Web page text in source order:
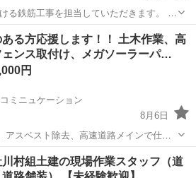
る鉄筋工事を担当していただきます。 具
す。 【勤務地】 オホーツク
管内の各現場 ＜会社住所＞ 北海道北見市端野町三区335番地3 【...
鉄筋工
る方応援します！！ 土木作業、高
ェンス取付け、メガソーラーパ…
円
ミニュケーション
8月6日
スベスト除去、高速道路メインで仕事
道内で通年通して仕事あります！ 免許
未経験
村組土建の現場作業スタッフ（道